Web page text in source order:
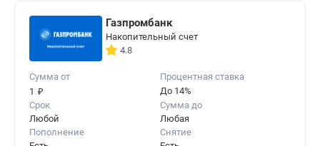
Газпромбанк
Накопительный счет
4.8
Сумма от
1 ₽
Процентная ставка
До 14%
Срок
Любой
Сумма до
Любая
Пополнение
Снятие